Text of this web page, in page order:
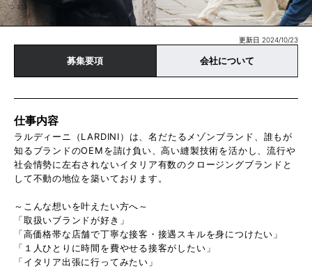
更新日 2024/10/23
募集要項 会社について
仕事内容
ラルディーニ（LARDINI）は、名だたるメゾンブランド、誰もが
知るブランドのOEMを請け負い、高い縫製技術を活かし、流行や
社会情勢に左右されないイタリア有数のクロージングブランドと
して不動の地位を築いております。
～こんな想いを叶えたい方へ～
「取扱いブランドが好き」
「高価格帯な店舗で丁寧な接客・接遇スキルを身につけたい」
「１人ひとりに時間を費やせる接客がしたい」
「イタリア出張に行ってみたい」